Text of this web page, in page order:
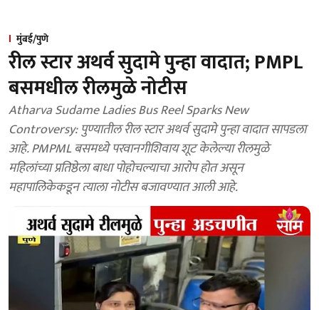
मुंबई/पुणे
रील स्टार अथर्व सुदामे पुन्हा वादात; PMPL
बसमधील रीलमुळे नोटीस
Atharva Sudame Ladies Bus Reel Sparks New
Controversy: पुण्यातील रील स्टार अथर्व सुदामे पुन्हा वादात सापडला
आहे. PMPML बसमध्ये परवानगीशिवाय शूट केलेल्या रीलमुळे
महिलांच्या प्रतिष्ठेला बाधा पोहोचल्याचा आरोप होत असून
महापालिकेकडून त्याला नोटीस बजावण्यात आली आहे.